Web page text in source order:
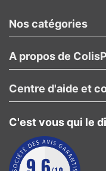
Nos catégories
A propos de
C'est vous qui le
Centre d'aide et